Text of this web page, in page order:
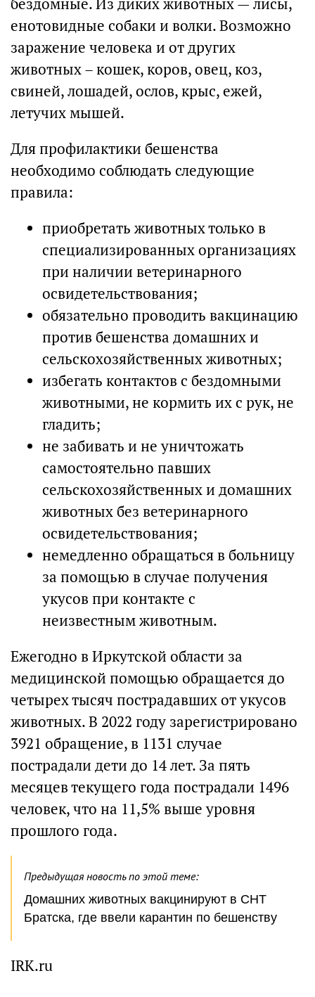
бездомные. Из диких животных — лисы,
енотовидные собаки и волки. Возможно
заражение человека и от других
животных – кошек, коров, овец, коз,
свиней, лошадей, ослов, крыс, ежей,
летучих мышей.
Для профилактики бешенства
необходимо соблюдать следующие
правила:
приобретать животных только в
специализированных организациях
при наличии ветеринарного
освидетельствования;
обязательно проводить вакцинацию
против бешенства домашних и
сельскохозяйственных животных;
избегать контактов с бездомными
животными, не кормить их с рук, не
гладить;
не забивать и не уничтожать
самостоятельно павших
сельскохозяйственных и домашних
животных без ветеринарного
освидетельствования;
немедленно обращаться в больницу
за помощью в случае получения
укусов при контакте с
неизвестным животным.
Ежегодно в Иркутской области за
медицинской помощью обращается до
четырех тысяч пострадавших от укусов
животных. В 2022 году зарегистрировано
3921 обращение, в 1131 случае
пострадали дети до 14 лет. За пять
месяцев текущего года пострадали 1496
человек, что на 11,5% выше уровня
прошлого года.
Предыдущая новость по этой теме:
Домашних животных вакцинируют в СНТ
Братска, где ввели карантин по бешенству
IRK.ru